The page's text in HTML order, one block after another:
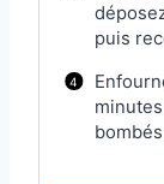
puis